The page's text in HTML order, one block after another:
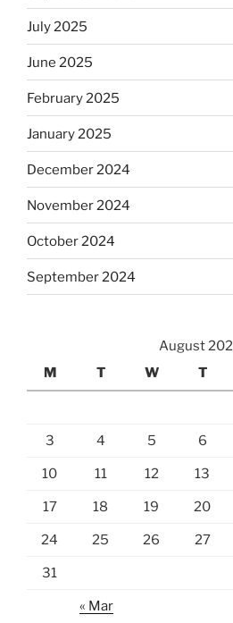
July 2025
June 2025
February 2025
January 2025
December 2024
November 2024
October 2024
September 2024
August
M
T W T
3 4 5 6
10 11 12 13
17 18 19 20
24 25 26 27
31
« Mar